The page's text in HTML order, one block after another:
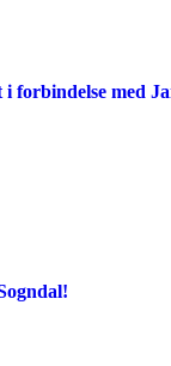
forbindelse med